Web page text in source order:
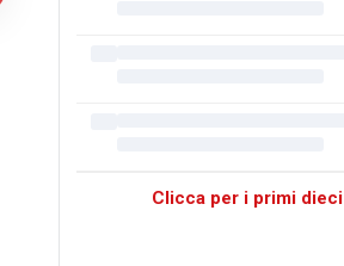
Clicca per i primi dieci